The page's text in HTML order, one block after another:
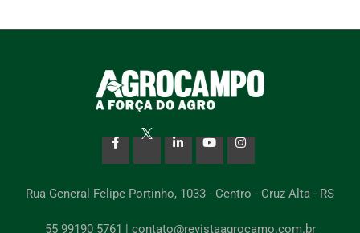
Rua General Felipe Portinho, 1033 - Centro - Cruz Alta - RS
55 99190 5761 | contato@revistaagrocamo.com.br